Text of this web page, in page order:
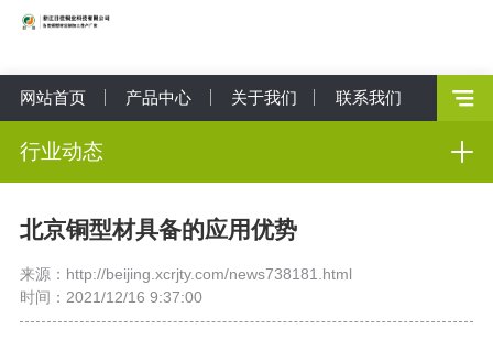
网站首页 产品中心 关于我们 联系我们
行业动态
北京铜型材具备的应用优势
来源：http://beijing.xcrjty.com/news738181.html
时间：2021/12/16 9:37:00